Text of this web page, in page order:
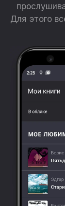
Для этого